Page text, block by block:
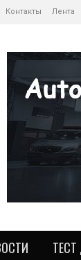
Контакты Лента